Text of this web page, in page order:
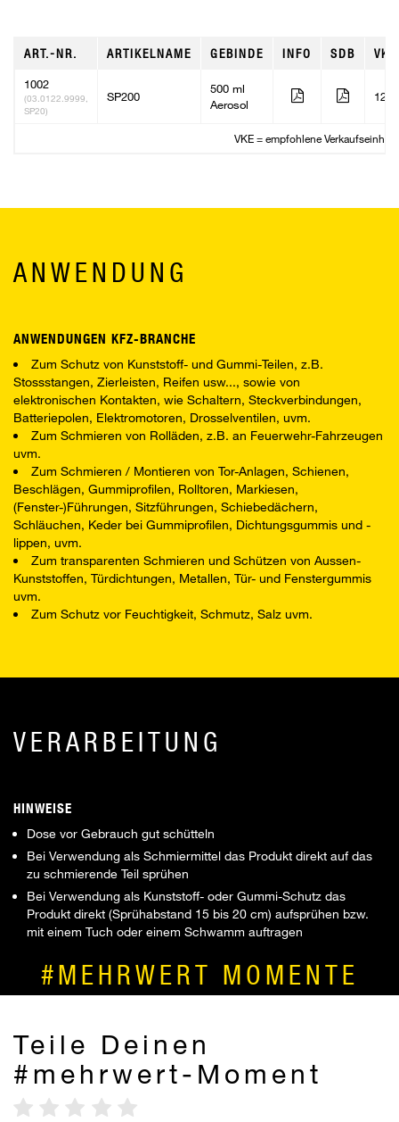
ART.-NR. ARTIKELNAME GEBINDE INFO SDB VKE
1002
(03.0122.9999,
SP20)
SP200
500 ml
Aerosol
12
VKE = empfohlene Verkaufseinheit
ANWENDUNG
ANWENDUNGEN KFZ-BRANCHE
Zum Schutz von Kunststoff- und Gummi-Teilen, z.B.
Stossstangen, Zierleisten, Reifen usw..., sowie von
elektronischen Kontakten, wie Schaltern, Steckverbindungen,
Batteriepolen, Elektromotoren, Drosselventilen, uvm.
Zum Schmieren von Rolläden, z.B. an Feuerwehr-Fahrzeugen
uvm.
Zum Schmieren / Montieren von Tor-Anlagen, Schienen,
Beschlägen, Gummiprofilen, Rolltoren, Markiesen,
(Fenster-)Führungen, Sitzführungen, Schiebedächern,
Schläuchen, Keder bei Gummiprofilen, Dichtungsgummis und -
lippen, uvm.
Zum transparenten Schmieren und Schützen von Aussen-
Kunststoffen, Türdichtungen, Metallen, Tür- und Fenstergummis
uvm.
Zum Schutz vor Feuchtigkeit, Schmutz, Salz uvm.
VERARBEITUNG
HINWEISE
Dose vor Gebrauch gut schütteln
Bei Verwendung als Schmiermittel das Produkt direkt auf das
zu schmierende Teil sprühen
Bei Verwendung als Kunststoff- oder Gummi-Schutz das
Produkt direkt (Sprühabstand 15 bis 20 cm) aufsprühen bzw.
mit einem Tuch oder einem Schwamm auftragen
#MEHRWERT MOMENTE
Teile Deinen
#mehrwert-Moment